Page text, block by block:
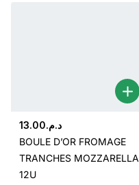
د.م.13.00
BOULE D’OR FROMAGE
TRANCHES MOZZARELLA
12U